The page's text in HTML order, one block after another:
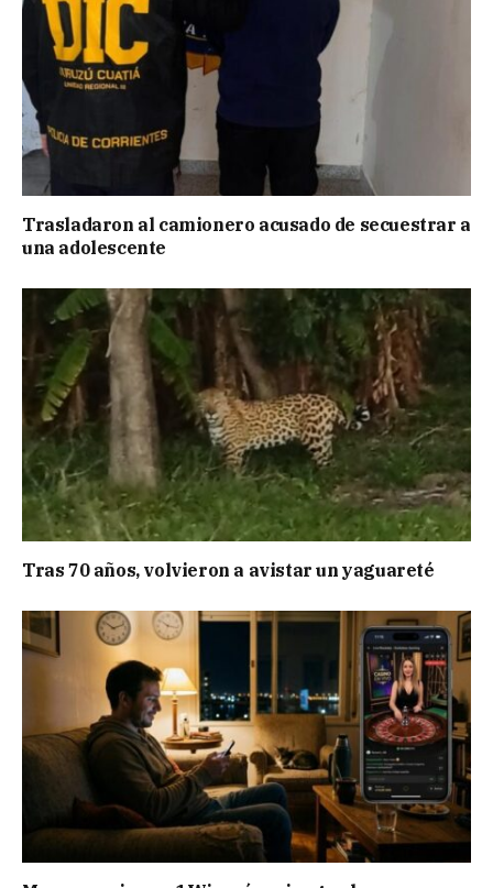
Trasladaron al camionero acusado de secuestrar a
una adolescente
Tras 70 años, volvieron a avistar un yaguareté